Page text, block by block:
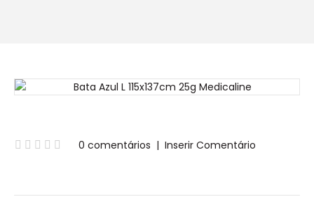
0 comentários | Inserir Comentário